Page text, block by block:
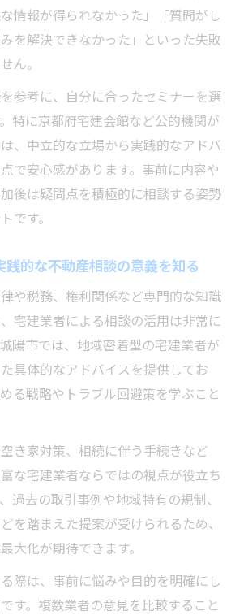
情報が得られなかった」「質問がし
を解決できなかった」といった失敗
ん。
参考に、自分に合ったセミナーを選
特に京都府宅建会館など公的機関が
、中立的な立場から実践的なアドバ
で安心感があります。事前に内容や
後は疑問点を積極的に相談する姿勢
です。
践的な不動産相談の意義を知る
や税務、権利関係など専門的な知識
宅建業者による相談の活用は非常に
陽市では、地域密着型の宅建業者が
具体的なアドバイスを提供してお
る戦略やトラブル回避策を学ぶこと
き家対策、相続に伴う手続きなど
な宅建業者ならではの視点が役立ち
過去の取引事例や地域特有の規制、
を踏まえた提案が受けられるため、
大化が期待できます。
際は、事前に悩みや目的を明確にし
す。複数業者の意見を比較すること